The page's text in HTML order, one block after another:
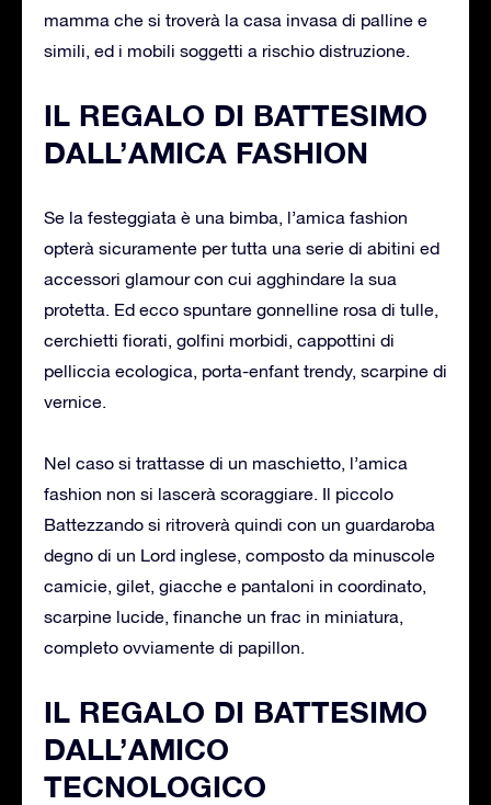
mamma che si troverà la casa invasa di palline e
simili, ed i mobili soggetti a rischio distruzione.
IL REGALO DI BATTESIMO
DALL’AMICA FASHION
Se la festeggiata è una bimba, l’amica fashion
opterà sicuramente per tutta una serie di abitini ed
accessori glamour con cui agghindare la sua
protetta. Ed ecco spuntare gonnelline rosa di tulle,
cerchietti fiorati, golfini morbidi, cappottini di
pelliccia ecologica, porta-enfant trendy, scarpine di
vernice.
Nel caso si trattasse di un maschietto, l’amica
fashion non si lascerà scoraggiare. Il piccolo
Battezzando si ritroverà quindi con un guardaroba
degno di un Lord inglese, composto da minuscole
camicie, gilet, giacche e pantaloni in coordinato,
scarpine lucide, finanche un frac in miniatura,
completo ovviamente di papillon.
IL REGALO DI BATTESIMO
DALL’AMICO
TECNOLOGICO